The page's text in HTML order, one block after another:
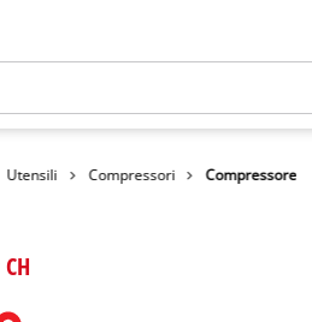
Utensili Compressori Compressore